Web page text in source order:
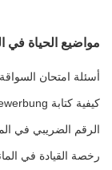
مواضيع الحياة في
أسئلة امتحان السواقة
كيفية كتابة Bewerbung للعمل
الرقم الضريبي في
رخصة القيادة في